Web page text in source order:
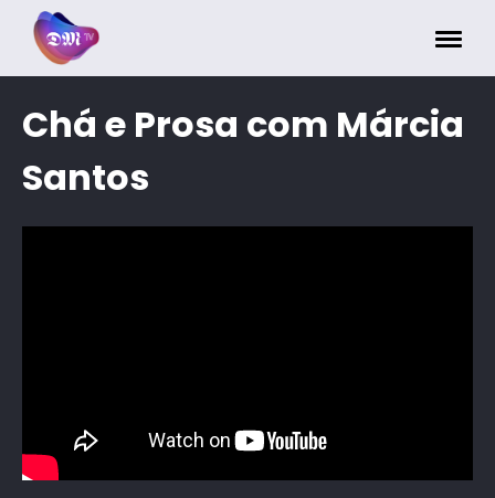
Chá e Prosa com Márcia
Santos
Painel de Gerenciamento de Cookies